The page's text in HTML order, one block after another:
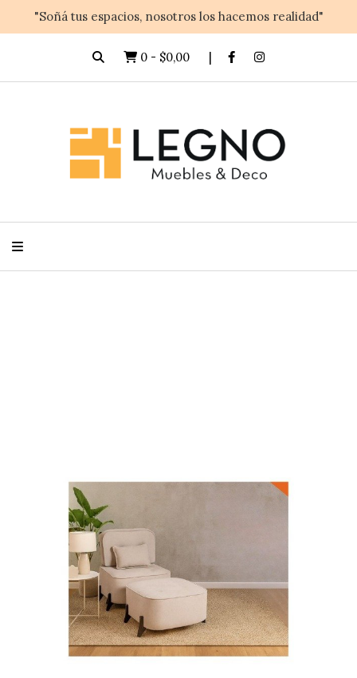
"Soñá tus espacios, nosotros los hacemos realidad"
0 - $0,00